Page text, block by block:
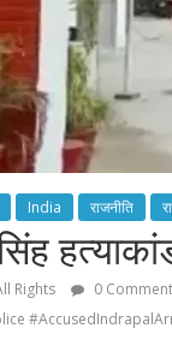
India राजनीति
Rights 0